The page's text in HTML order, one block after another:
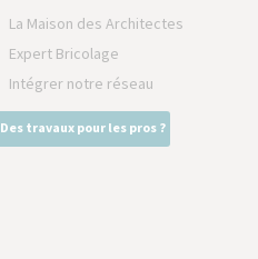
La Maison des Architectes
Expert Bricolage
Intégrer notre réseau
Des travaux pour les pros ?